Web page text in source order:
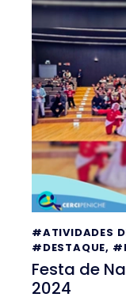
#ATIVIDADES
#DESTAQUE,
Festa de
2024